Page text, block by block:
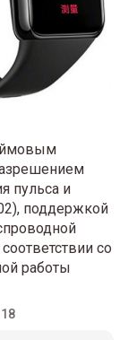
пульса и
поддержкой
со
работы